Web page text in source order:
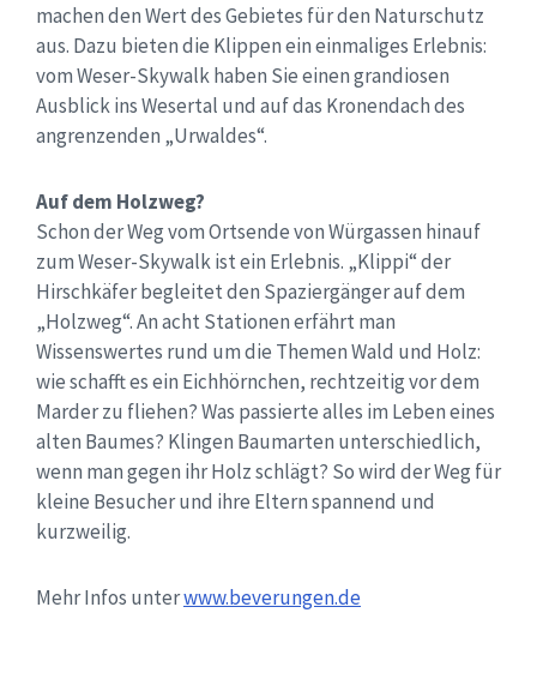
machen den Wert des Gebietes für den Naturschutz
aus. Dazu bieten die Klippen ein einmaliges Erlebnis:
vom Weser-Skywalk haben Sie einen grandiosen
Ausblick ins Wesertal und auf das Kronendach des
angrenzenden „Urwaldes“.
Auf dem Holzweg?
Schon der Weg vom Ortsende von Würgassen hinauf
zum Weser-Skywalk ist ein Erlebnis. „Klippi“ der
Hirschkäfer begleitet den Spaziergänger auf dem
„Holzweg“. An acht Stationen erfährt man
Wissenswertes rund um die Themen Wald und Holz:
wie schafft es ein Eichhörnchen, rechtzeitig vor dem
Marder zu fliehen? Was passierte alles im Leben eines
alten Baumes? Klingen Baumarten unterschiedlich,
wenn man gegen ihr Holz schlägt? So wird der Weg für
kleine Besucher und ihre Eltern spannend und
kurzweilig.
Mehr Infos unterwww.beverungen.de